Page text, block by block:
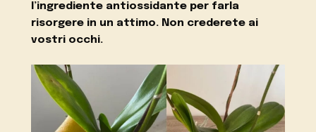
l’ingrediente antiossidante per farla
risorgere in un attimo. Non crederete ai
vostri occhi.